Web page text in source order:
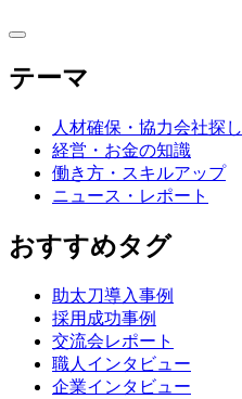
テーマ
人材確保・協力会社探し
経営・お金の知識
働き方・スキルアップ
ニュース・レポート
おすすめタグ
助太刀導入事例
採用成功事例
交流会レポート
職人インタビュー
企業インタビュー